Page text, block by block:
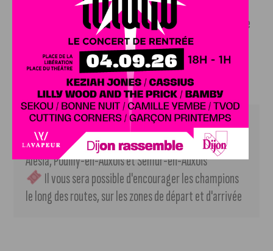
Général Mazillier, aux alentours de 14h30, que sera sacré le
grand vainqueur de la Côte d’Or Classic Juniors 2026.
Infos pratiques
Samedi 6 et dimanche 7 juin
Saulieu, Précy-sous-Thil, Pouillenay, MuséoParc
Alésia, Pouilly-en-Auxois et Semur-en-Auxois
Il vous sera possible d'encourager les champions
le long des routes, sur les zones de départ et d'arrivée